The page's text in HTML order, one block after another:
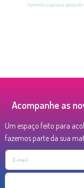
Acompanhe as
Um espaço feito para
fazemos parte da sua